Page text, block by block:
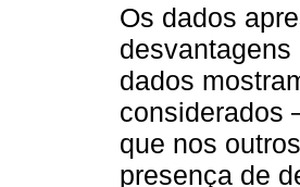
Os dados
dados
considerados
que nos
presença de